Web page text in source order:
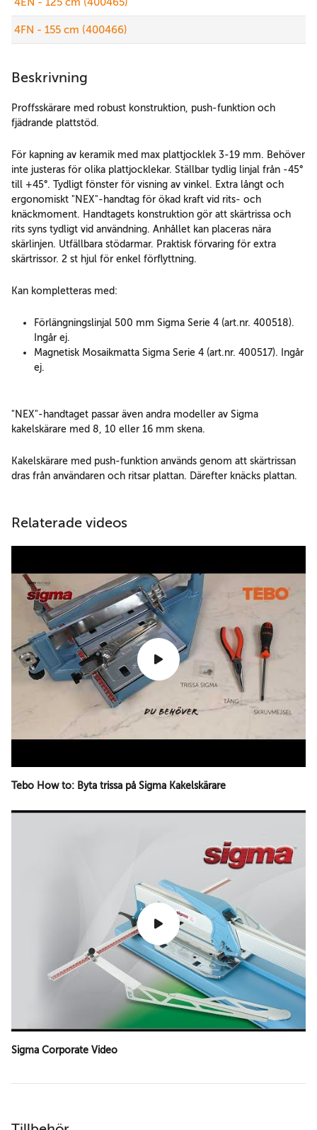
4EN - 125 cm (400465)
4FN - 155 cm (400466)
Beskrivning
Proffsskärare med robust konstruktion, push-funktion och
fjädrande plattstöd.
För kapning av keramik med max plattjocklek 3-19 mm. Behöver
inte justeras för olika plattjocklekar. Ställbar tydlig linjal från -45°
till +45°. Tydligt fönster för visning av vinkel. Extra långt och
ergonomiskt "NEX"-handtag för ökad kraft vid rits- och
knäckmoment. Handtagets konstruktion gör att skärtrissa och
rits syns tydligt vid användning. Anhållet kan placeras nära
skärlinjen. Utfällbara stödarmar. Praktisk förvaring för extra
skärtrissor. 2 st hjul för enkel förflyttning.
Kan kompletteras med:
Förlängningslinjal 500 mm Sigma Serie 4 (art.nr. 400518).
Ingår ej.
Magnetisk Mosaikmatta Sigma Serie 4 (art.nr. 400517). Ingår
ej.
"NEX"-handtaget passar även andra modeller av Sigma
kakelskärare med 8, 10 eller 16 mm skena.
Kakelskärare med push-funktion används genom att skärtrissan
dras från användaren och ritsar plattan. Därefter knäcks plattan.
Relaterade videos
Tebo How to: Byta trissa på Sigma Kakelskärare
Sigma Corporate Video